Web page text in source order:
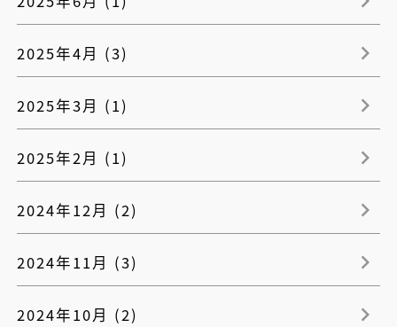
2025年4月 (3)
2025年3月 (1)
2025年2月 (1)
2024年12月 (2)
2024年11月 (3)
2024年10月 (2)